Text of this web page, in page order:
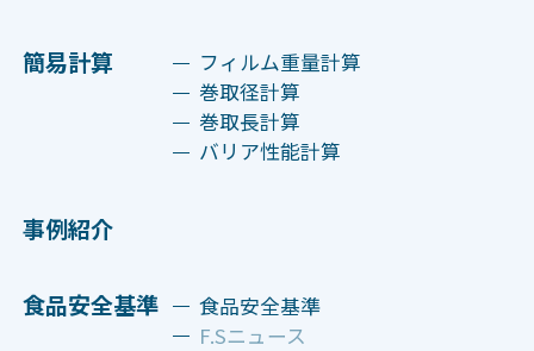
簡易計算
フィルム重量計算
巻取径計算
巻取長計算
バリア性能計算
事例紹介
食品安全基準
食品安全基準
F.Sニュース